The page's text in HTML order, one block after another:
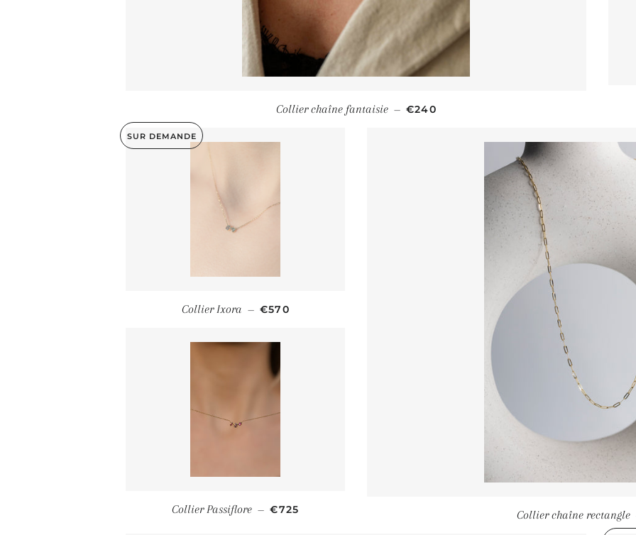
Collier chaîne fantaisie — PRIX RÉGULIER
€240
SUR DEMANDE
Collier Ixora — PRIX RÉGULIER
€570
Collier Passiflore — PRIX RÉGULIER
€725 Collier chaîne rectangle